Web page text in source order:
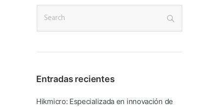
Entradas recientes
Hikmicro: Especializada en innovación de